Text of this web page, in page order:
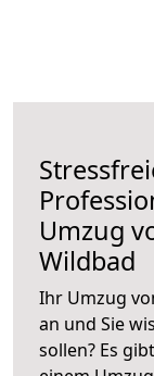
Umzug
Wildbad
Ihr Umzug
an und Sie
sollen? Es